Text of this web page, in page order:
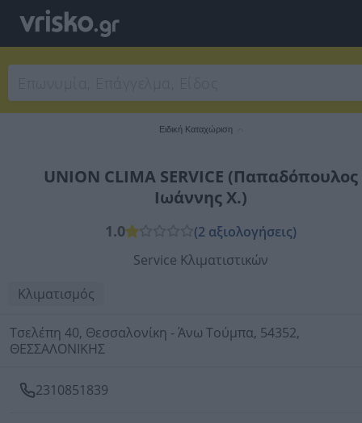
Ειδική Καταχώριση
UNION CLIMA SERVICE (Παπαδόπουλος
Ιωάννης Χ.)
1.0
(2 αξιολογήσεις)
Service Κλιματιστικών
Κλιματισμός
Τσελέπη 40, Θεσσαλονίκη - Άνω Τούμπα, 54352,
ΘΕΣΣΑΛΟΝΙΚΗΣ
2310851839